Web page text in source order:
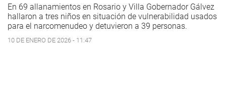
En 69 allanamientos en Rosario y Villa Gobernador Gálvez
hallaron a tres niños en situación de vulnerabilidad usados
para el narcomenudeo y detuvieron a 39 personas.
10 DE ENERO DE 2026 - 11:47